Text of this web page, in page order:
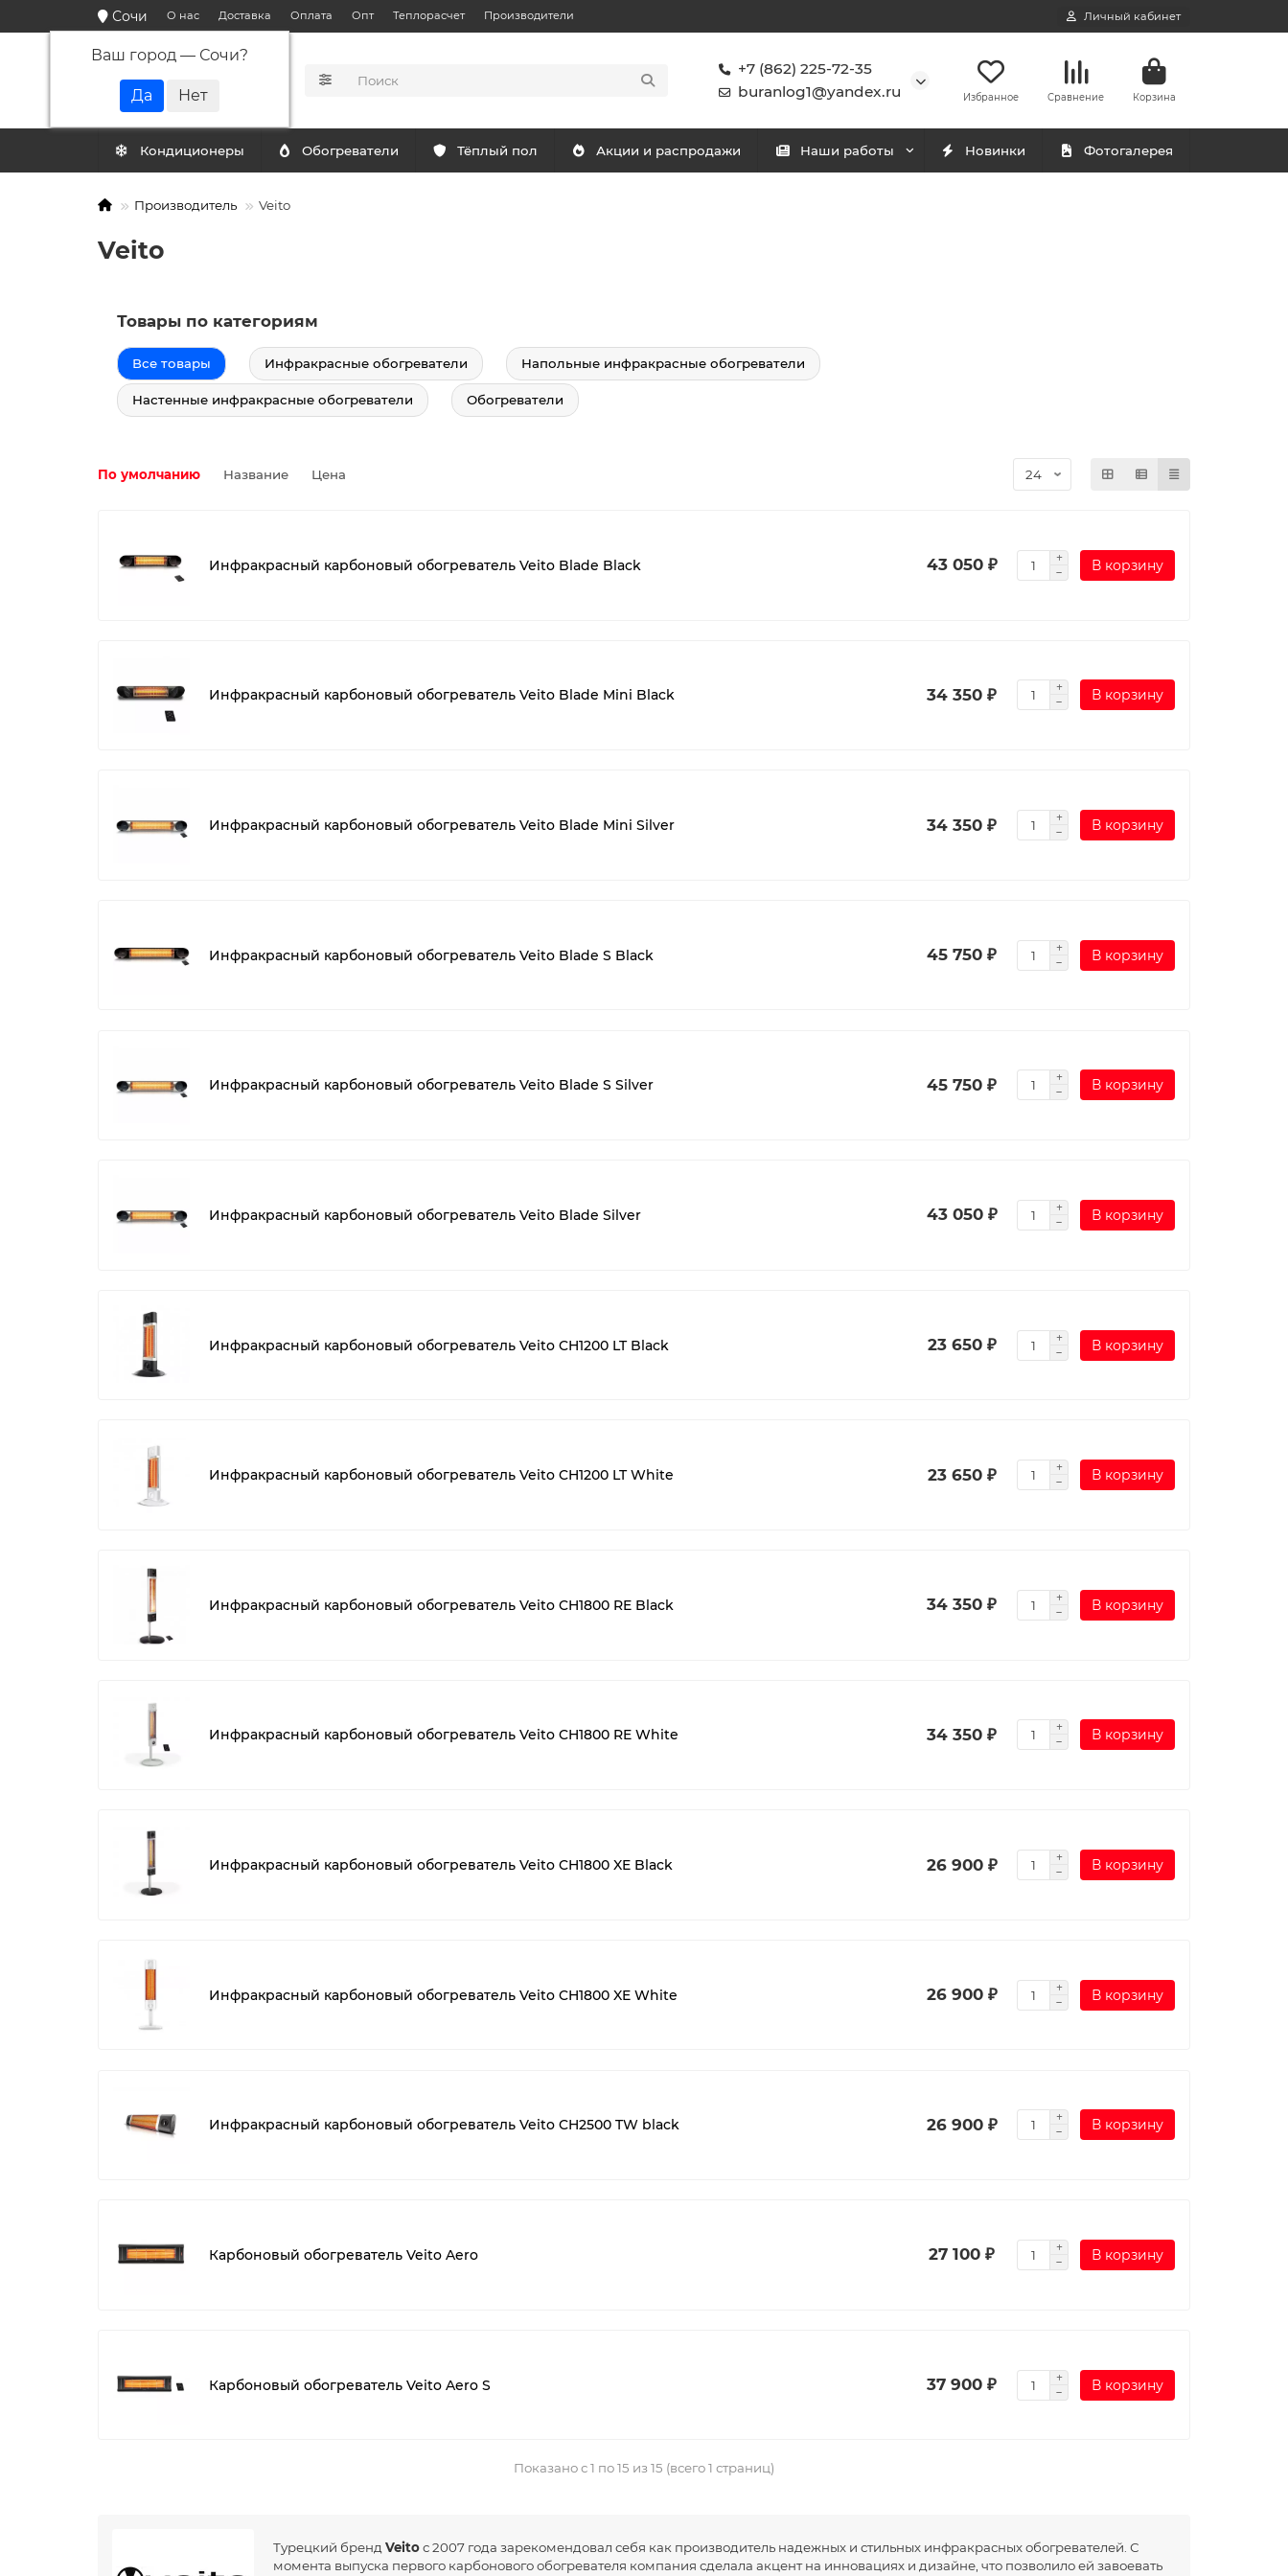
Сочи
Ваш город — Сочи?
О нас Доставка Оплата Опт Теплорасчет Производители Личный кабинет
+7 (862) 225-72-35
buranlog1@yandex.ru
Избранное Сравнение Корзина
Кондиционеры Обогреватели Тёплый пол Акции и распродажи Наши работы Новинки Фотогалерея
Производитель Veito
Veito
Товары по категориям
Все товары Инфракрасные обогреватели Напольные инфракрасные обогреватели
Настенные инфракрасные обогреватели Обогреватели
По умолчанию Название Цена
Инфракрасный карбоновый обогреватель Veito Blade Black 43 050 ₽ В корзину
Инфракрасный карбоновый обогреватель Veito Blade Mini Black 34 350 ₽ В корзину
Инфракрасный карбоновый обогреватель Veito Blade Mini Silver 34 350 ₽ В корзину
Инфракрасный карбоновый обогреватель Veito Blade S Black 45 750 ₽ В корзину
Инфракрасный карбоновый обогреватель Veito Blade S Silver 45 750 ₽ В корзину
Инфракрасный карбоновый обогреватель Veito Blade Silver 43 050 ₽ В корзину
Инфракрасный карбоновый обогреватель Veito CH1200 LT Black 23 650 ₽ В корзину
Инфракрасный карбоновый обогреватель Veito CH1200 LT White 23 650 ₽ В корзину
Инфракрасный карбоновый обогреватель Veito CH1800 RE Black 34 350 ₽ В корзину
Инфракрасный карбоновый обогреватель Veito CH1800 RE White 34 350 ₽ В корзину
Инфракрасный карбоновый обогреватель Veito CH1800 XE Black 26 900 ₽ В корзину
Инфракрасный карбоновый обогреватель Veito CH1800 XE White 26 900 ₽ В корзину
Инфракрасный карбоновый обогреватель Veito CH2500 TW black 26 900 ₽ В корзину
Карбоновый обогреватель Veito Aero 27 100 ₽ В корзину
Карбоновый обогреватель Veito Aero S 37 900 ₽ В корзину
Показано с 1 по 15 из 15 (всего 1 страниц)
Турецкий брендVeitoс 2007 года зарекомендовал себя как производитель надежных и стильных инфракрасных обогревателей. С
момента выпуска первого карбонового обогревателя компания сделала акцент на инновациях и дизайне, что позволило ей завоевать